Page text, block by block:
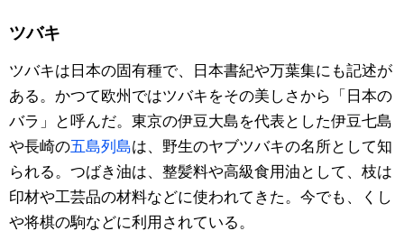
ツバキ
ツバキは日本の固有種で、日本書紀や万葉集にも記述が
ある。かつて欧州ではツバキをその美しさから「日本の
バラ」と呼んだ。東京の伊豆大島を代表とした伊豆七島
や長崎の五島列島は、野生のヤブツバキの名所として知
られる。つばき油は、整髪料や高級食用油として、枝は
印材や工芸品の材料などに使われてきた。今でも、くし
や将棋の駒などに利用されている。